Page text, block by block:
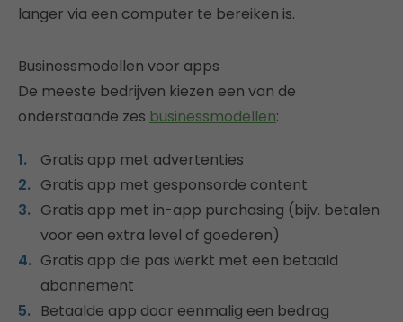
langer via een computer te bereiken is.
Businessmodellen voor apps
De meeste bedrijven kiezen een van de
onderstaande zes businessmodellen:
Gratis app met advertenties
Gratis app met gesponsorde content
Gratis app met in-app purchasing (bijv. betalen
voor een extra level of goederen)
Gratis app die pas werkt met een betaald
abonnement
Betaalde app door eenmalig een bedrag